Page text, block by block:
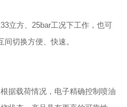
立方、25bar工况下工作，也可
切换方便、快速。
据载荷情况，电子精确控制喷油